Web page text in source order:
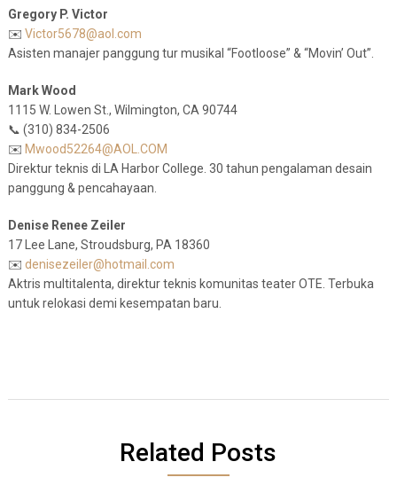
Gregory P. Victor
✉️ Victor5678@aol.com
Asisten manajer panggung tur musikal “Footloose” & “Movin’ Out”.
Mark Wood
1115 W. Lowen St., Wilmington, CA 90744
📞 (310) 834-2506
✉️ Mwood52264@AOL.COM
Direktur teknis di LA Harbor College. 30 tahun pengalaman desain
panggung & pencahayaan.
Denise Renee Zeiler
17 Lee Lane, Stroudsburg, PA 18360
✉️ denisezeiler@hotmail.com
Aktris multitalenta, direktur teknis komunitas teater OTE. Terbuka
untuk relokasi demi kesempatan baru.
Related Posts